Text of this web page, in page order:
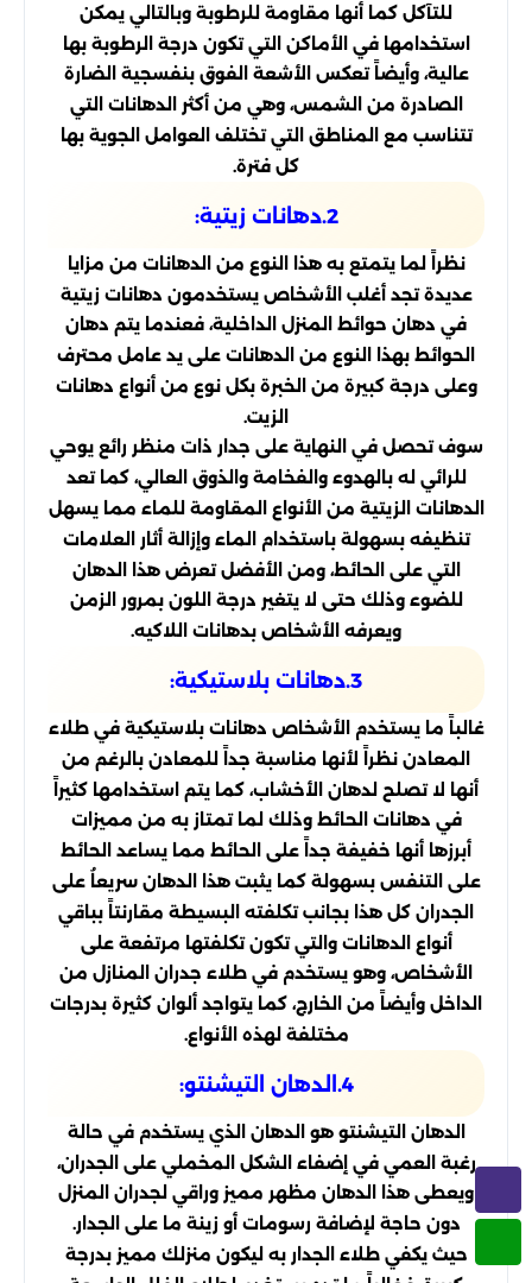
للتآكل كما أنها مقاومة للرطوبة وبالتالي يمكن
استخدامها في الأماكن التي تكون درجة الرطوبة بها
عالية، وأيضاً تعكس الأشعة الفوق بنفسجية الضارة
الصادرة من الشمس، وهي من أكثر الدهانات التي
تتناسب مع المناطق التي تختلف العوامل الجوية بها
كل فترة.
2.دهانات زيتية:
نظراً لما يتمتع به هذا النوع من الدهانات من مزايا
عديدة تجد أغلب الأشخاص يستخدمون دهانات زيتية
في دهان حوائط المنزل الداخلية، فعندما يتم دهان
الحوائط بهذا النوع من الدهانات على يد عامل محترف
وعلى درجة كبيرة من الخبرة بكل نوع من أنواع دهانات
الزيت.
سوف تحصل في النهاية على جدار ذات منظر رائع يوحي
للرائي له بالهدوء والفخامة والذوق العالي، كما تعد
الدهانات الزيتية من الأنواع المقاومة للماء مما يسهل
تنظيفه بسهولة باستخدام الماء وإزالة أثار العلامات
التي على الحائط، ومن الأفضل تعرض هذا الدهان
للضوء وذلك حتى لا يتغير درجة اللون بمرور الزمن
ويعرفه الأشخاص بدهانات اللاكيه.
3.دهانات بلاستيكية:
غالباً ما يستخدم الأشخاص دهانات بلاستيكية في طلاء
المعادن نظراً لأنها مناسبة جداً للمعادن بالرغم من
أنها لا تصلح لدهان الأخشاب، كما يتم استخدامها كثيراً
في دهانات الحائط وذلك لما تمتاز به من مميزات
أبرزها أنها خفيفة جداً على الحائط مما يساعد الحائط
على التنفس بسهولة كما يثبت هذا الدهان سريعاُ على
الجدران كل هذا بجانب تكلفته البسيطة مقارنتاً بباقي
أنواع الدهانات والتي تكون تكلفتها مرتفعة على
الأشخاص، وهو يستخدم في طلاء جدران المنازل من
الداخل وأيضاً من الخارج، كما يتواجد ألوان كثيرة بدرجات
مختلفة لهذه الأنواع.
4.الدهان التيشنتو:
الدهان التيشنتو هو الدهان الذي يستخدم في حالة
رغبة العمي في إضفاء الشكل المخملي على الجدران،
ويعطى هذا الدهان مظهر مميز وراقي لجدران المنزل
دون حاجة لإضافة رسومات أو زينة ما على الجدار.
حيث يكفي طلاء الجدار به ليكون منزلك مميز بدرجة